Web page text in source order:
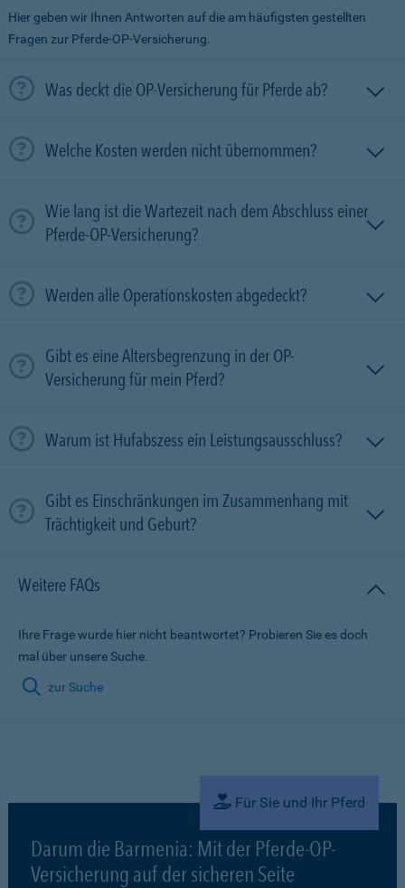
Hier geben wir Ihnen Antworten auf die am häufigsten gestellten
Fragen zur Pferde-OP-Versicherung.
Was deckt die OP-Versicherung für Pferde ab?
Welche Kosten werden nicht übernommen?
Wie lang ist die Wartezeit nach dem Abschluss einer
Pferde-OP-Versicherung?
Werden alle Operationskosten abgedeckt?
Gibt es eine Altersbegrenzung in der OP-
Versicherung für mein Pferd?
Warum ist Hufabszess ein Leistungsausschluss?
Gibt es Einschränkungen im Zusammenhang mit
Trächtigkeit und Geburt?
Weitere FAQs
Ihre Frage wurde hier nicht beantwortet? Probieren Sie es doch
mal über unsere Suche.
zur Suche
Für Sie und Ihr Pferd
Darum die Barmenia: Mit der Pferde-OP-
Versicherung auf der sicheren Seite